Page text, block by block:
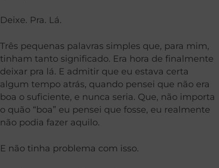
Deixe. Pra. Lá.
Três pequenas palavras simples que, para mim,
tinham tanto significado. Era hora de finalmente
deixar pra lá. E admitir que eu estava certa
algum tempo atrás, quando pensei que não era
boa o suficiente, e nunca seria. Que, não importa
o quão “boa” eu pensei que fosse, eu realmente
não podia fazer aquilo.
E não tinha problema com isso.